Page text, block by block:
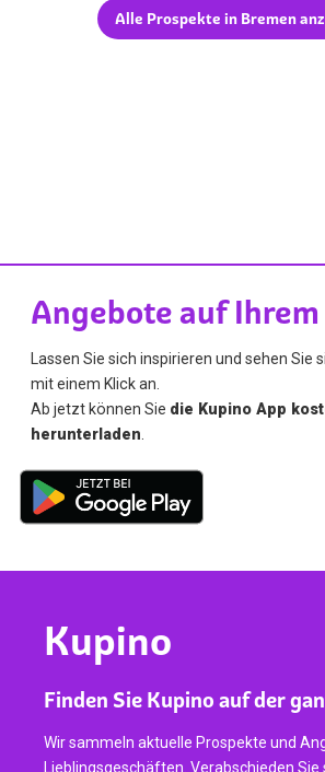
Alle Prospekte in Bremen
Angebote auf
Lassen Sie sich inspirieren und sehen Sie
mit einem Klick an.
Ab jetzt können Sie die Kupino App
herunterladen
Kupino
Finden Sie Kupino auf der
Wir sammeln aktuelle Prospekte und
Lieblingsgeschäften. Verabschieden Sie